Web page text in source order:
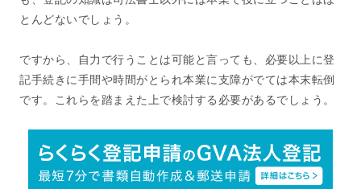
とんどないでしょう。
ですから、自力で行うことは可能と言っても、必要以上に登
記手続きに手間や時間がとられ本業に支障がでては本末転倒
です。これらを踏まえた上で検討する必要があるでしょう。